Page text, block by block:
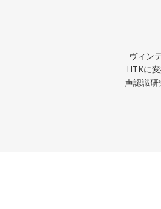
ヴィン
HTKに
声認識